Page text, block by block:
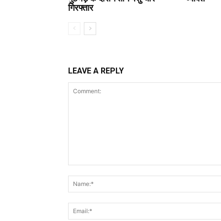
गिरफ्तार
LEAVE A REPLY